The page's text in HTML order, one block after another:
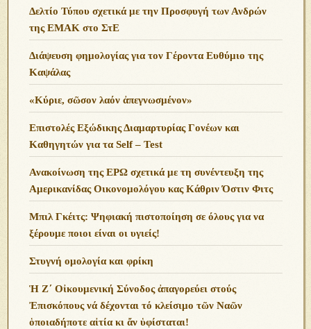
Δελτίο Τύπου σχετικά με την Προσφυγή των Ανδρών
της ΕΜΑΚ στο ΣτΕ
Διάψευση φημολογίας για τον Γέροντα Ευθύμιο της
Καψάλας
«Κύριε, σῶσον λαόν ἀπεγνωσμένον»
Επιστολές Εξώδικης Διαμαρτυρίας Γονέων και
Καθηγητών για τα Self – Test
Ανακοίνωση της ΕΡΩ σχετικά με τη συνέντευξη της
Αμερικανίδας Οικονομολόγου κας Κάθριν Όστιν Φιτς
Μπιλ Γκέιτς: Ψηφιακή πιστοποίηση σε όλους για να
ξέρουμε ποιοι είναι οι υγιείς!
Στυγνή ομολογία και φρίκη
Ἡ Ζ΄ Οἰκουμενική Σύνοδος ἀπαγορεύει στούς
Ἐπισκόπους νά δέχονται τό κλείσιμο τῶν Ναῶν
ὁποιαδήποτε αἰτία κι ἄν ὑφίσταται!